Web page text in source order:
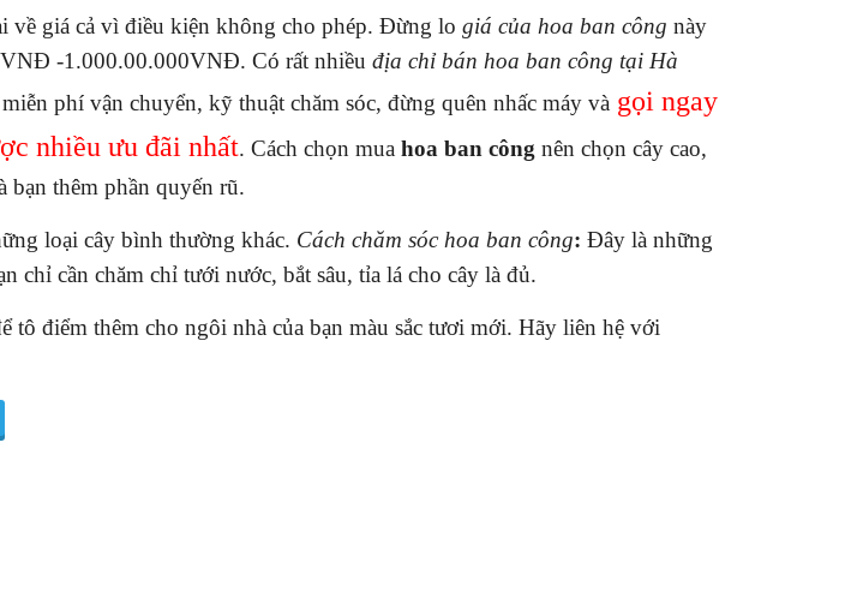
về giá cả vì điều kiện không cho phép. Đừng lo giá của hoa ban công này
-1.000.00.000VNĐ. Có rất nhiều địa chỉ bán hoa ban công tại Hà
phí vận chuyển, kỹ thuật chăm sóc, đừng quên nhấc máy và gọi ngay
nhiều ưu đãi nhất. Cách chọn mua hoa ban công nên chọn cây cao,
bạn thêm phần quyến rũ.
loại cây bình thường khác. Cách chăm sóc hoa ban công: Đây là những
chỉ cần chăm chỉ tưới nước, bắt sâu, tỉa lá cho cây là đủ.
tô điểm thêm cho ngôi nhà của bạn màu sắc tươi mới. Hãy liên hệ với